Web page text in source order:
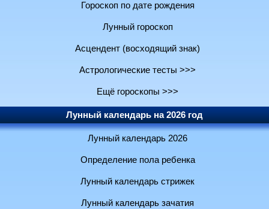
Гороскоп по дате рождения
Лунный гороскоп
Асцендент (восходящий знак)
Астрологические тесты >>>
Ещё гороскопы >>>
Лунный календарь на 2026 год
Лунный календарь 2026
Определение пола ребенка
Лунный календарь стрижек
Лунный календарь зачатия